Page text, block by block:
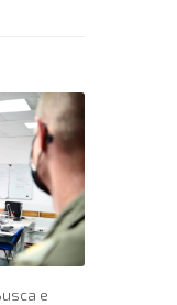
e